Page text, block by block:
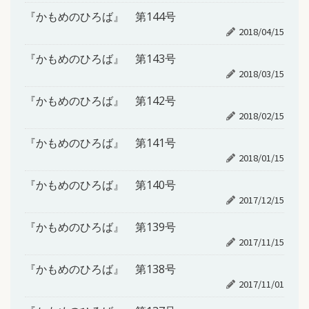
『かもめのひろば』 第144号
2018/04/15
『かもめのひろば』 第143号
2018/03/15
『かもめのひろば』 第142号
2018/02/15
『かもめのひろば』 第141号
2018/01/15
『かもめのひろば』 第140号
2017/12/15
『かもめのひろば』 第139号
2017/11/15
『かもめのひろば』 第138号
2017/11/01